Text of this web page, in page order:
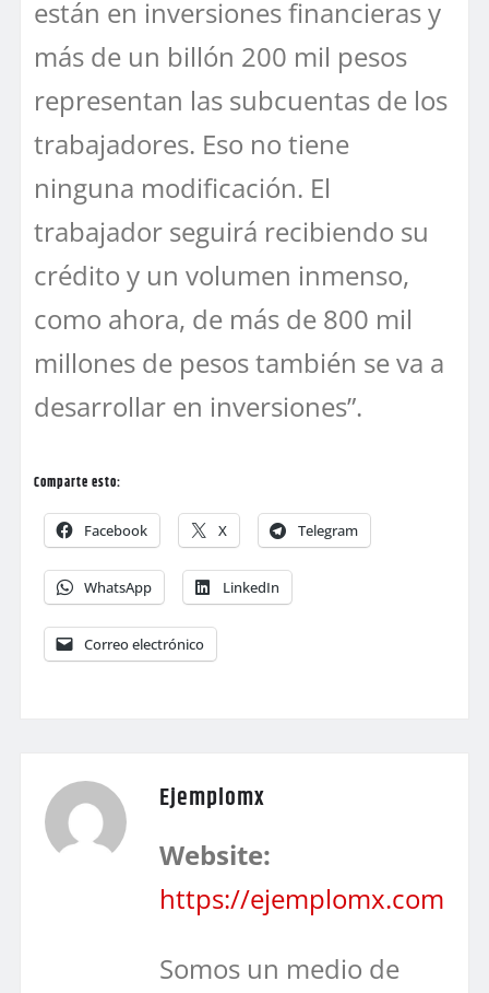
están en inversiones financieras y
más de un billón 200 mil pesos
representan las subcuentas de los
trabajadores. Eso no tiene
ninguna modificación. El
trabajador seguirá recibiendo su
crédito y un volumen inmenso,
como ahora, de más de 800 mil
millones de pesos también se va a
desarrollar en inversiones”.
Comparte esto:
Facebook X Telegram
WhatsApp LinkedIn
Correo electrónico
Ejemplomx
Website:
https://ejemplomx.com
Somos un medio de